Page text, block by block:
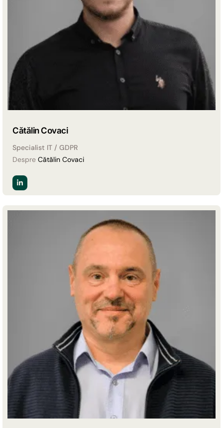
Cătălin Covaci
Specialist IT / GDPR
Despre Cătălin Covaci